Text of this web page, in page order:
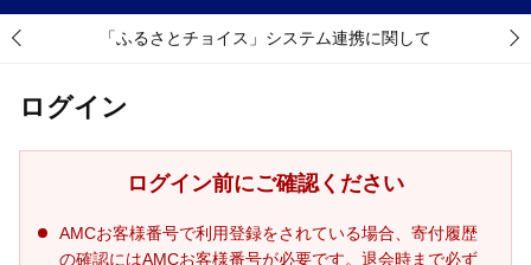
「ふるさとチョイス」システム連携に関して
ログイン
ログイン前にご確認ください
AMCお客様番号で利用登録をされている場合、寄付履歴
の確認にはAMCお客様番号が必要です。退会時まで必ず